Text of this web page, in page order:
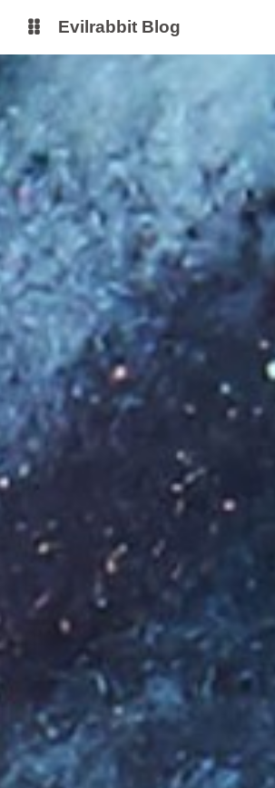
博客 服务状态
Evilrabbit Blog